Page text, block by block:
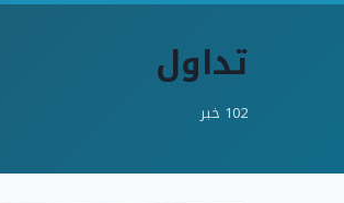
تداول
102 خبر